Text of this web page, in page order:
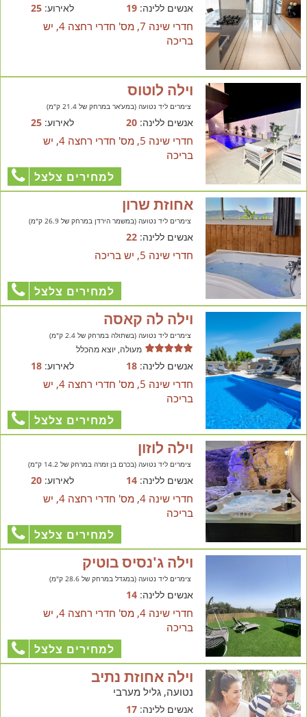
אנשים ללינה:19 לאירוע:25
חדרי שינה 7, מס' חדרי רחצה 4, יש
בריכה
וילה לוטוס
צימרים ליד נטועה (במע'אר במרחק של 21.4 ק"מ)
אנשים ללינה:20 לאירוע:25
חדרי שינה 5, מס' חדרי רחצה 4, יש
בריכה
למחירים צלצל
אחוזת שרון
צימרים ליד נטועה (במשמר הירדן במרחק של 26.9 ק"מ)
אנשים ללינה:22
חדרי שינה 5, יש בריכה
למחירים צלצל
וילה לה קאסה
צימרים ליד נטועה (בשתולה במרחק של 2.4 ק"מ)
מעולה, יוצא מהכלל
אנשים ללינה:18 לאירוע:18
חדרי שינה 5, מס' חדרי רחצה 4, יש
בריכה
למחירים צלצל
וילה לוזון
צימרים ליד נטועה (בכרם בן זמרה במרחק של 14.2 ק"מ)
אנשים ללינה:14 לאירוע:20
חדרי שינה 4, מס' חדרי רחצה 4, יש
בריכה
למחירים צלצל
וילה ג'נסיס בוטיק
צימרים ליד נטועה (במגדל במרחק של 28.6 ק"מ)
אנשים ללינה:14
חדרי שינה 4, מס' חדרי רחצה 4, יש
בריכה
למחירים צלצל
וילה אחוזת נתיב
נטועה, גליל מערבי
אנשים ללינה:17